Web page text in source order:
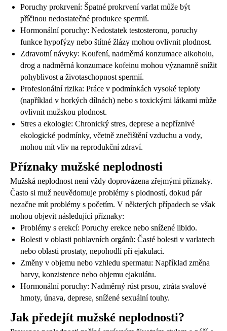
Poruchy prokrvení: Špatné prokrvení varlat může být
příčinou nedostatečné produkce spermií.
Hormonální poruchy: Nedostatek testosteronu, poruchy
funkce hypofýzy nebo štítné žlázy mohou ovlivnit plodnost.
Zdravotní návyky: Kouření, nadměrná konzumace alkoholu,
drog a nadměrná konzumace kofeinu mohou významně snížit
pohyblivost a životaschopnost spermií.
Profesionální rizika: Práce v podmínkách vysoké teploty
(například v horkých dílnách) nebo s toxickými látkami může
ovlivnit mužskou plodnost.
Stres a ekologie: Chronický stres, deprese a nepříznivé
ekologické podmínky, včetně znečištění vzduchu a vody,
mohou mít vliv na reprodukční zdraví.
Příznaky mužské neplodnosti
Mužská neplodnost není vždy doprovázena zřejmými příznaky.
Často si muž neuvědomuje problémy s plodností, dokud pár
nezačne mít problémy s početím. V některých případech se však
mohou objevit následující příznaky:
Problémy s erekcí: Poruchy erekce nebo snížené libido.
Bolesti v oblasti pohlavních orgánů: Časté bolesti v varlatech
nebo oblasti prostaty, nepohodlí při ejakulaci.
Změny v objemu nebo vzhledu spermatu: Například změna
barvy, konzistence nebo objemu ejakulátu.
Hormonální poruchy: Nadměrný růst prsou, ztráta svalové
hmoty, únava, deprese, snížené sexuální touhy.
Jak předejít mužské neplodnosti?